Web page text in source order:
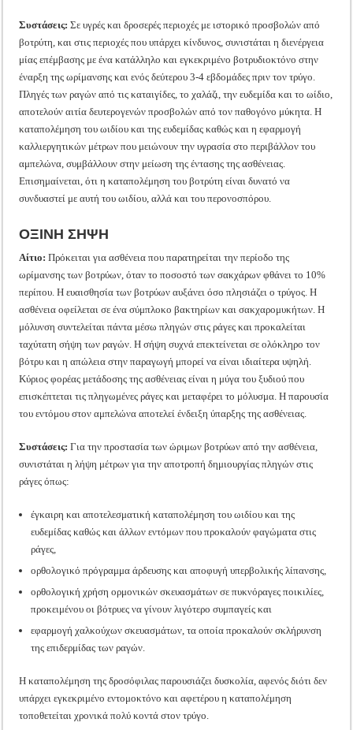
Συστάσεις: Σε υγρές και δροσερές περιοχές με ιστορικό προσβολών από
βοτρύτη, και στις περιοχές που υπάρχει κίνδυνος, συνιστάται η διενέργεια
μίας επέμβασης με ένα κατάλληλο και εγκεκριμένο βοτρυδιοκτόνο στην
έναρξη της ωρίμανσης και ενός δεύτερου 3-4 εβδομάδες πριν τον τρύγο.
Πληγές των ραγών από τις καταιγίδες, το χαλάζι, την ευδεμίδα και το ωίδιο,
αποτελούν αιτία δευτερογενών προσβολών από τον παθογόνο μύκητα. Η
καταπολέμηση του ωιδίου και της ευδεμίδας καθώς και η εφαρμογή
καλλιεργητικών μέτρων που μειώνουν την υγρασία στο περιβάλλον του
αμπελώνα, συμβάλλουν στην μείωση της έντασης της ασθένειας.
Επισημαίνεται, ότι η καταπολέμηση του βοτρύτη είναι δυνατό να
συνδυαστεί με αυτή του ωιδίου, αλλά και του περονοσπόρου.
ΟΞΙΝΗ ΣΗΨΗ
Αίτιο: Πρόκειται για ασθένεια που παρατηρείται την περίοδο της
ωρίμανσης των βοτρύων, όταν το ποσοστό των σακχάρων φθάνει το 10%
περίπου. Η ευαισθησία των βοτρύων αυξάνει όσο πλησιάζει ο τρύγος. Η
ασθένεια οφείλεται σε ένα σύμπλοκο βακτηρίων και σακχαρομυκήτων. Η
μόλυνση συντελείται πάντα μέσω πληγών στις ράγες και προκαλείται
ταχύτατη σήψη των ραγών. Η σήψη συχνά επεκτείνεται σε ολόκληρο τον
βότρυ και η απώλεια στην παραγωγή μπορεί να είναι ιδιαίτερα υψηλή.
Κύριος φορέας μετάδοσης της ασθένειας είναι η μύγα του ξυδιού που
επισκέπτεται τις πληγωμένες ράγες και μεταφέρει το μόλυσμα. Η παρουσία
του εντόμου στον αμπελώνα αποτελεί ένδειξη ύπαρξης της ασθένειας.
Συστάσεις: Για την προστασία των ώριμων βοτρύων από την ασθένεια,
συνιστάται η λήψη μέτρων για την αποτροπή δημιουργίας πληγών στις
ράγες όπως:
έγκαιρη και αποτελεσματική καταπολέμηση του ωιδίου και της
ευδεμίδας καθώς και άλλων εντόμων που προκαλούν φαγώματα στις
ράγες,
ορθολογικό πρόγραμμα άρδευσης και αποφυγή υπερβολικής λίπανσης,
ορθολογική χρήση ορμονικών σκευασμάτων σε πυκνόραγες ποικιλίες,
προκειμένου οι βότρυες να γίνουν λιγότερο συμπαγείς και
εφαρμογή χαλκούχων σκευασμάτων, τα οποία προκαλούν σκλήρυνση
της επιδερμίδας των ραγών.
Η καταπολέμηση της δροσόφιλας παρουσιάζει δυσκολία, αφενός διότι δεν
υπάρχει εγκεκριμένο εντομοκτόνο και αφετέρου η καταπολέμηση
τοποθετείται χρονικά πολύ κοντά στον τρύγο.